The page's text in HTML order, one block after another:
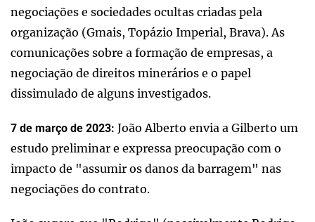
negociações e sociedades ocultas criadas pela
organização (Gmais, Topázio Imperial, Brava). As
comunicações sobre a formação de empresas, a
negociação de direitos minerários e o papel
dissimulado de alguns investigados.
7 de março de 2023: João Alberto envia a Gilberto um
estudo preliminar e expressa preocupação com o
impacto de "assumir os danos da barragem" nas
negociações do contrato.